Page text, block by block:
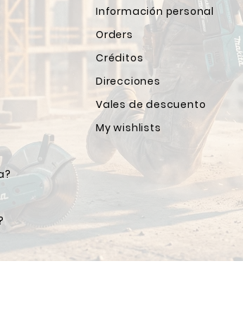
Información personal
Orders
Créditos
Direcciones
Vales de descuento
My wishlists